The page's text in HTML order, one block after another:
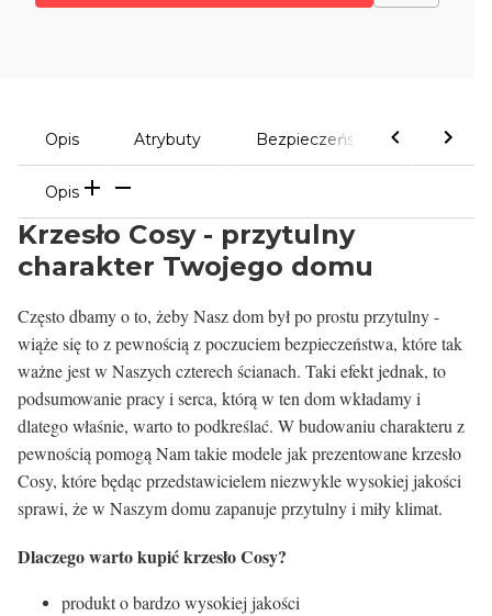
Opis Atrybuty Bezpieczeństwo
Opis
Krzesło Cosy - przytulny
charakter Twojego domu
Często dbamy o to, żeby Nasz dom był po prostu przytulny -
wiąże się to z pewnością z poczuciem bezpieczeństwa, które tak
ważne jest w Naszych czterech ścianach. Taki efekt jednak, to
podsumowanie pracy i serca, którą w ten dom wkładamy i
dlatego właśnie, warto to podkreślać. W budowaniu charakteru z
pewnością pomogą Nam takie modele jak prezentowane krzesło
Cosy, które będąc przedstawicielem niezwykle wysokiej jakości
sprawi, że w Naszym domu zapanuje przytulny i miły klimat.
Dlaczego warto kupić krzesło Cosy?
produkt o bardzo wysokiej jakości